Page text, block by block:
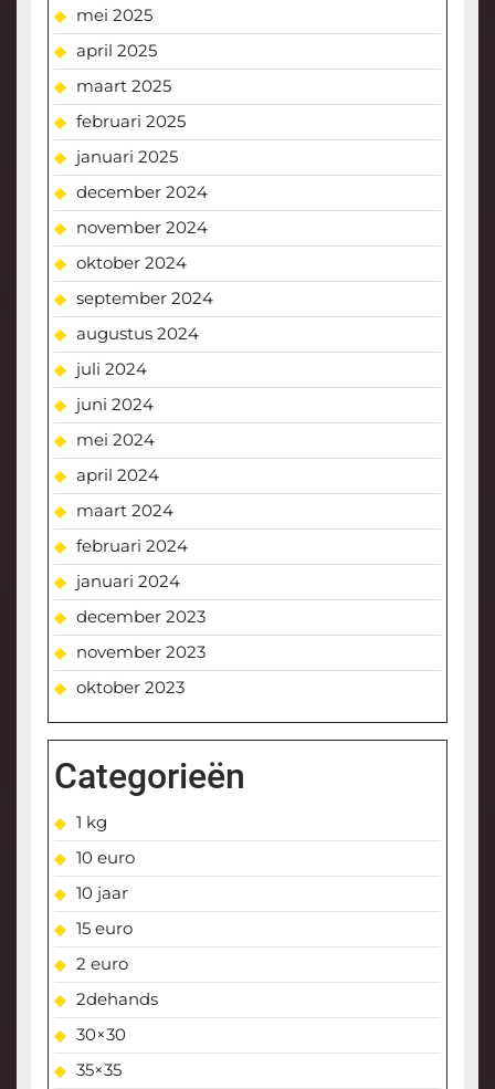
mei 2025
april 2025
maart 2025
februari 2025
januari 2025
december 2024
november 2024
oktober 2024
september 2024
augustus 2024
juli 2024
juni 2024
mei 2024
april 2024
maart 2024
februari 2024
januari 2024
december 2023
november 2023
oktober 2023
Categorieën
1 kg
10 euro
10 jaar
15 euro
2 euro
2dehands
30×30
35×35